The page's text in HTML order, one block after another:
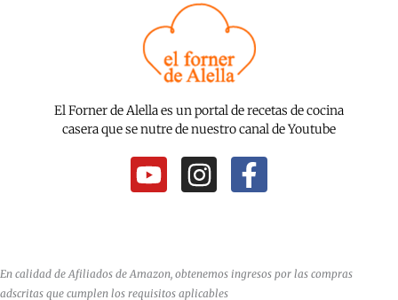
El Forner de Alella es un portal de recetas de cocina
casera que se nutre de nuestro canal de Youtube
Y
o
u
I
n
a
F
a
b
En calidad de Afiliados de Amazon, obtenemos ingresos por las compras
adscritas que cumplen los requisitos aplicables